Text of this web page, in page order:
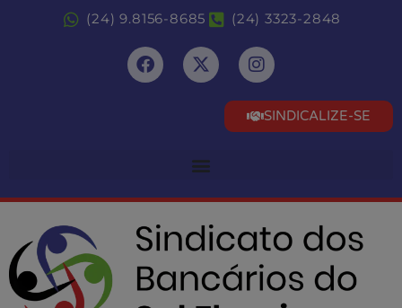
(24) 9.8156-8685 (24) 3323-2848
SINDICALIZE-SE